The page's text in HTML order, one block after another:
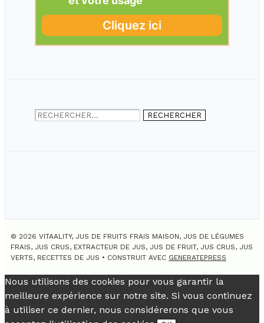
Rechercher :
© 2026 VITAALITY, JUS DE FRUITS FRAIS MAISON, JUS DE LÉGUMES
FRAIS, JUS CRUS, EXTRACTEUR DE JUS, JUS DE FRUIT, JUS CRUS, JUS
VERTS, RECETTES DE JUS • CONSTRUIT AVEC GENERATEPRESS
Nous utilisons des cookies pour vous garantir la
meilleure expérience sur notre site. Si vous continuez
à utiliser ce dernier, nous considérerons que vous